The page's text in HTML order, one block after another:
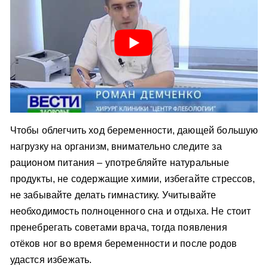
Чтобы облегчить ход беременности, дающей большую
нагрузку на организм, внимательно следите за
рационом питания – употребляйте натуральные
продукты, не содержащие химии, избегайте стрессов,
не забывайте делать гимнастику. Учитывайте
необходимость полноценного сна и отдыха. Не стоит
пренебрегать советами врача, тогда появления
отёков ног во время беременности и после родов
удастся избежать.